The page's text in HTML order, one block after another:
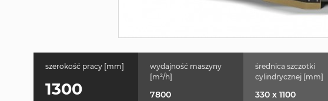
szerokość pracy [mm]
1300
wydajność maszyny
[m²/h]
7800
średnica szczotki
cylindrycznej [mm]
330 x 1100